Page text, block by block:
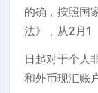
的确，按照国
法》，从2月1
日起对于个人
和外币现汇账